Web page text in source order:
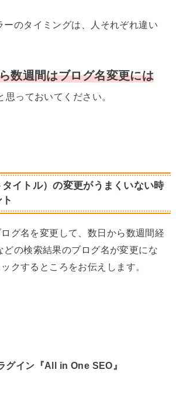
ーのタイミングは、人それぞれ違い
数週間はブログ名変更には
思っておいてください。
イトル）の変更がうまくいない時
グ名を変更して、数日から数週間経
どの検索結果のブログ名が変更にな
クするところをお伝えします。
グイン『All in One SEO』